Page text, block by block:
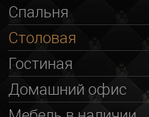
Спальня
Столовая
Гостиная
Домашний офис